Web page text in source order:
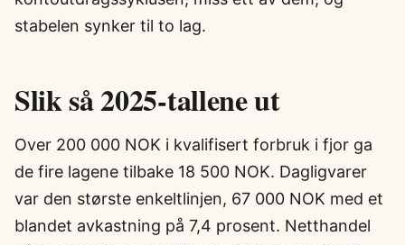
stabelen synker til to lag.
Slik så 2025-tallene ut
Over 200 000 NOK i kvalifisert forbruk i fjor ga
de fire lagene tilbake 18 500 NOK. Dagligvarer
var den største enkeltlinjen, 67 000 NOK med et
blandet avkastning på 7,4 prosent. Netthandel